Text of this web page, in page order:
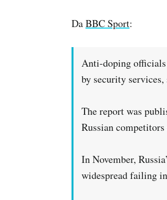
DaBBC Sport:
Anti-doping officials
by security
The report was
Russian
In November,
widespread failing